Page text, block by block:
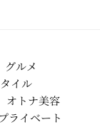
グルメ
イル
オトナ美容
プライベート